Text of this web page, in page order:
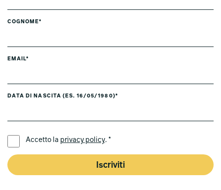
COGNOME*
EMAIL*
DATA DI NASCITA (ES. 16/05/1980)*
Accetto la privacy policy. *
Iscriviti